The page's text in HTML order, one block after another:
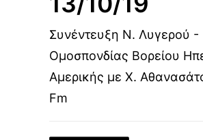
Συνέντευξη Ν. Λυγερού -
Ομοσπονδίας Βορείου
Αμερικής με Χ.
Fm